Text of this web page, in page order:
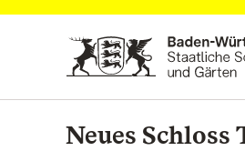
Zum Hauptinhalt springen
Neues Schloss